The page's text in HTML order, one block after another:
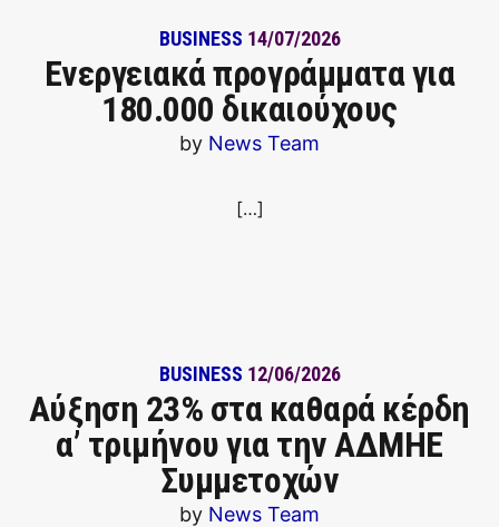
BUSINESS 14/07/2026
Ενεργειακά προγράμματα για
180.000 δικαιούχους
by News Team
[…]
BUSINESS 12/06/2026
Αύξηση 23% στα καθαρά κέρδη
α’ τριμήνου για την ΑΔΜΗΕ
Συμμετοχών
by News Team